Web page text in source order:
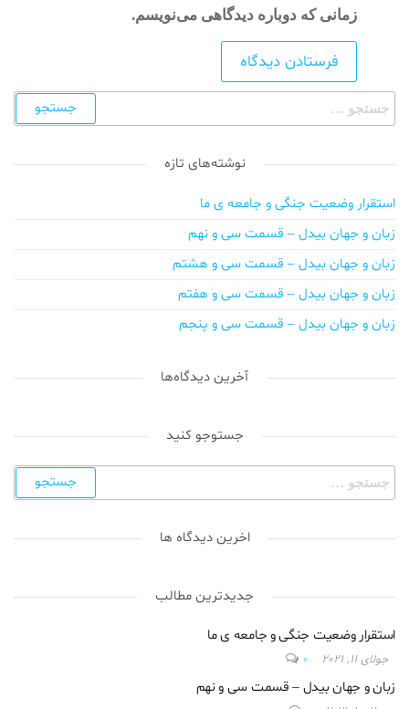
زمانی که دوباره دیدگاهی می‌نویسم.
نوشته‌های تازه
استقرار وضعیت جنگی و جامعه ی ما
زبان و جهان بیدل – قسمت سی و نهم
زبان و جهان بیدل – قسمت سی و هشتم
زبان و جهان بیدل – قسمت سی و هفتم
زبان و جهان بیدل – قسمت سی و پنجم
آخرین دیدگاه‌ها
جستوجو کنید
اخرین دیدگاه ها
جدیدترین مطالب
استقرار وضعیت جنگی و جامعه ی ما
جولای 11, 2021 0
زبان و جهان بیدل – قسمت سی و نهم